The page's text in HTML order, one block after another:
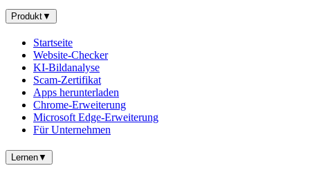
Produkt▼
Startseite
Website-Checker
KI-Bildanalyse
Scam-Zertifikat
Apps herunterladen
Chrome-Erweiterung
Microsoft Edge-Erweiterung
Für Unternehmen
Lernen▼